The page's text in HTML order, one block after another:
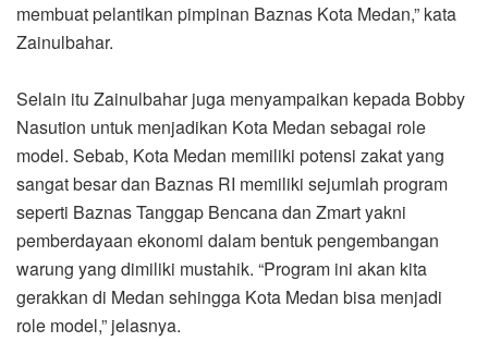
membuat pelantikan pimpinan Baznas Kota Medan,” kata
Zainulbahar.
Selain itu Zainulbahar juga menyampaikan kepada Bobby
Nasution untuk menjadikan Kota Medan sebagai role
model. Sebab, Kota Medan memiliki potensi zakat yang
sangat besar dan Baznas RI memiliki sejumlah program
seperti Baznas Tanggap Bencana dan Zmart yakni
pemberdayaan ekonomi dalam bentuk pengembangan
warung yang dimiliki mustahik. “Program ini akan kita
gerakkan di Medan sehingga Kota Medan bisa menjadi
role model,” jelasnya.